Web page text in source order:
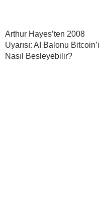
Arthur Hayes’ten 2008
Uyarısı: AI Balonu Bitcoin’i
Nasıl Besleyebilir?